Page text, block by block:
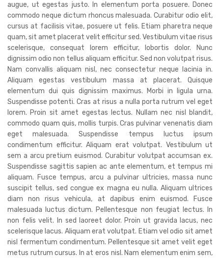
augue, ut egestas justo. In elementum porta posuere. Donec
commodo neque dictum rhoncus malesuada. Curabitur odio elit,
cursus at facilisis vitae, posuere ut felis. Etiam pharetra neque
quam, sit amet placerat velit efficitur sed. Vestibulum vitae risus
scelerisque, consequat lorem efficitur, lobortis dolor. Nunc
dignissim odio non tellus aliquam efficitur. Sed non volutpat risus.
Nam convallis aliquam nisl, nec consectetur neque lacinia in.
Aliquam egestas vestibulum massa at placerat. Quisque
elementum dui quis dignissim maximus. Morbi in ligula urna.
Suspendisse potenti. Cras at risus a nulla porta rutrum vel eget
lorem. Proin sit amet egestas lectus. Nullam nec nisl blandit,
commodo quam quis, mollis turpis. Cras pulvinar venenatis diam
eget malesuada. Suspendisse tempus luctus ipsum
condimentum efficitur. Aliquam erat volutpat. Vestibulum ut
sem a arcu pretium euismod. Curabitur volutpat accumsan ex.
Suspendisse sagittis sapien ac ante elementum, et tempus mi
aliquam. Fusce tempus, arcu a pulvinar ultricies, massa nunc
suscipit tellus, sed congue ex magna eu nulla. Aliquam ultrices
diam non risus vehicula, at dapibus enim euismod. Fusce
malesuada luctus dictum. Pellentesque non feugiat lectus. In
non felis velit. In sed laoreet dolor. Proin ut gravida lacus, nec
scelerisque lacus. Aliquam erat volutpat. Etiam vel odio sit amet
nisl fermentum condimentum. Pellentesque sit amet velit eget
metus rutrum cursus. In at eros nisl. Nam elementum enim sem,